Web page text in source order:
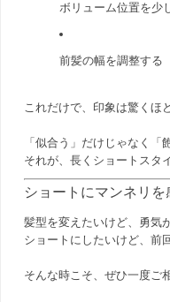
ボリューム位置を少
前髪の幅を調整する
これだけで、印象は驚くほ
「似合う」だけじゃなく「
それが、長くショートスタ
ショートにマンネリ
髪型を変えたいけど、勇気
ショートにしたいけど、前
そんな時こそ、ぜひ一度ご